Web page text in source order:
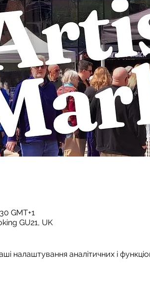
GMT+1
GU21, UK
налаштування аналітичних і